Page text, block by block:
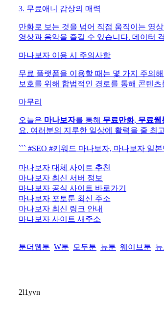
3. 무료애니 감상의 매력
만화로 보는 것을 넘어 직접 움직이는 영
영상과 음악을 즐길 수 있습니다. 데이터
마나보자 이용 시 주의사항
무료 플랫폼을 이용할 때는 몇 가지 주의
보호를 위해 합법적인 경로를 통해 콘텐
마무리
오늘은 마나보자를 통해 무료만화, 무료웹
요. 여러분의 지루한 일상에 활력을 줄 최
``` #SEO #키워드 마나보자, 마나보자 일
마나보자 대체 사이트 추천
마나보자 최신 서버 정보
마나보자 공식 사이트 바로가기
마나보자 포토툰 최신 주소
마나보자 최신 링크 안내
마나보자 사이트 새주소
툰더웹툰 W툰 모두툰 뉴툰 웨이브툰 뉴
2l1yvn